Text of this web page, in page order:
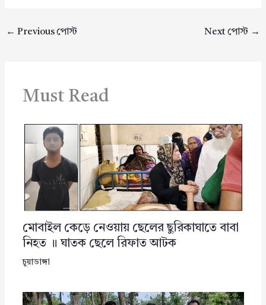
← Previous পোস্ট Next পোস্ট →
Must Read
মোবাইল কেড়ে নেওয়ায় ছেলের ছুরিকাঘাতে বাবা
নিহত ॥ ঘাতক ছেলে রিফাত আটক
চুয়াডাঙ্গা